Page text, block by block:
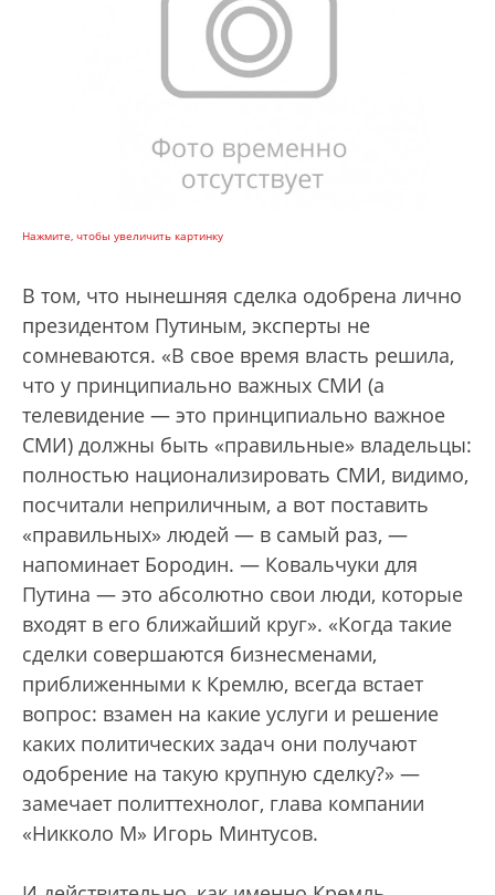
Нажмите, чтобы увеличить картинку
В том, что нынешняя сделка одобрена лично
президентом Путиным, эксперты не
сомневаются. «В свое время власть решила,
что у принципиально важных СМИ (а
телевидение — это принципиально важное
СМИ) должны быть «правильные» владельцы:
полностью национализировать СМИ, видимо,
посчитали неприличным, а вот поставить
«правильных» людей — в самый раз, —
напоминает Бородин. — Ковальчуки для
Путина — это абсолютно свои люди, которые
входят в его ближайший круг». «Когда такие
сделки совершаются бизнесменами,
приближенными к Кремлю, всегда встает
вопрос: взамен на какие услуги и решение
каких политических задач они получают
одобрение на такую крупную сделку?» —
замечает политтехнолог, глава компании
«Никколо М» Игорь Минтусов.